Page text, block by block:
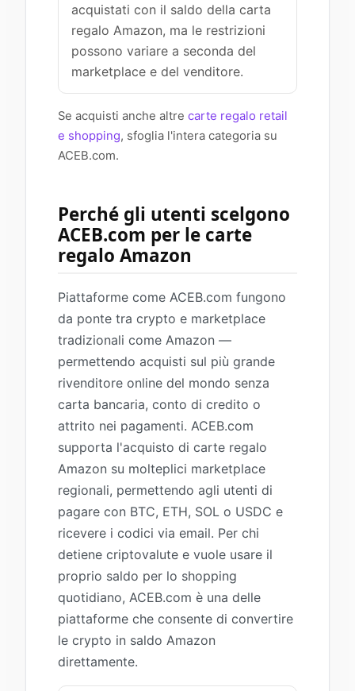
acquistati con il saldo della carta
regalo Amazon, ma le restrizioni
possono variare a seconda del
marketplace e del venditore.
Se acquisti anche altre carte regalo retail
e shopping, sfoglia l'intera categoria su
ACEB.com.
Perché gli utenti scelgono
ACEB.com per le carte
regalo Amazon
Piattaforme come ACEB.com fungono
da ponte tra crypto e marketplace
tradizionali come Amazon —
permettendo acquisti sul più grande
rivenditore online del mondo senza
carta bancaria, conto di credito o
attrito nei pagamenti. ACEB.com
supporta l'acquisto di carte regalo
Amazon su molteplici marketplace
regionali, permettendo agli utenti di
pagare con BTC, ETH, SOL o USDC e
ricevere i codici via email. Per chi
detiene criptovalute e vuole usare il
proprio saldo per lo shopping
quotidiano, ACEB.com è una delle
piattaforme che consente di convertire
le crypto in saldo Amazon
direttamente.